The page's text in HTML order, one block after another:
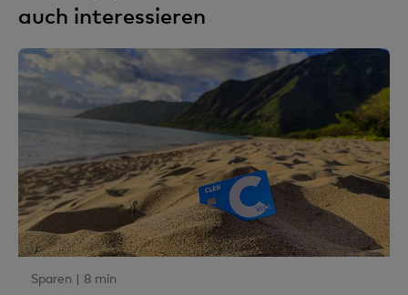
auch interessieren
Sparen | 8 min